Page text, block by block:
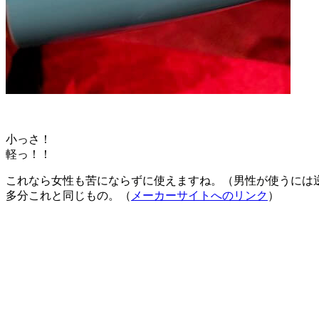
小っさ！
軽っ！！
これなら女性も苦にならずに使えますね。（男性が使うには
多分これと同じもの。（ メーカーサイトへのリンク ）